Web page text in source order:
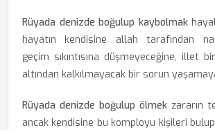
Rüyada denizde boğulup kaybolmak
hayatın kendisine allah tarafından
geçim sıkıntısına düşmeyeceğine, illet
altından kalkılmayacak bir sorun
Rüyada denizde boğulup ölmek zararın
ancak kendisine bu komployu kişileri bulup